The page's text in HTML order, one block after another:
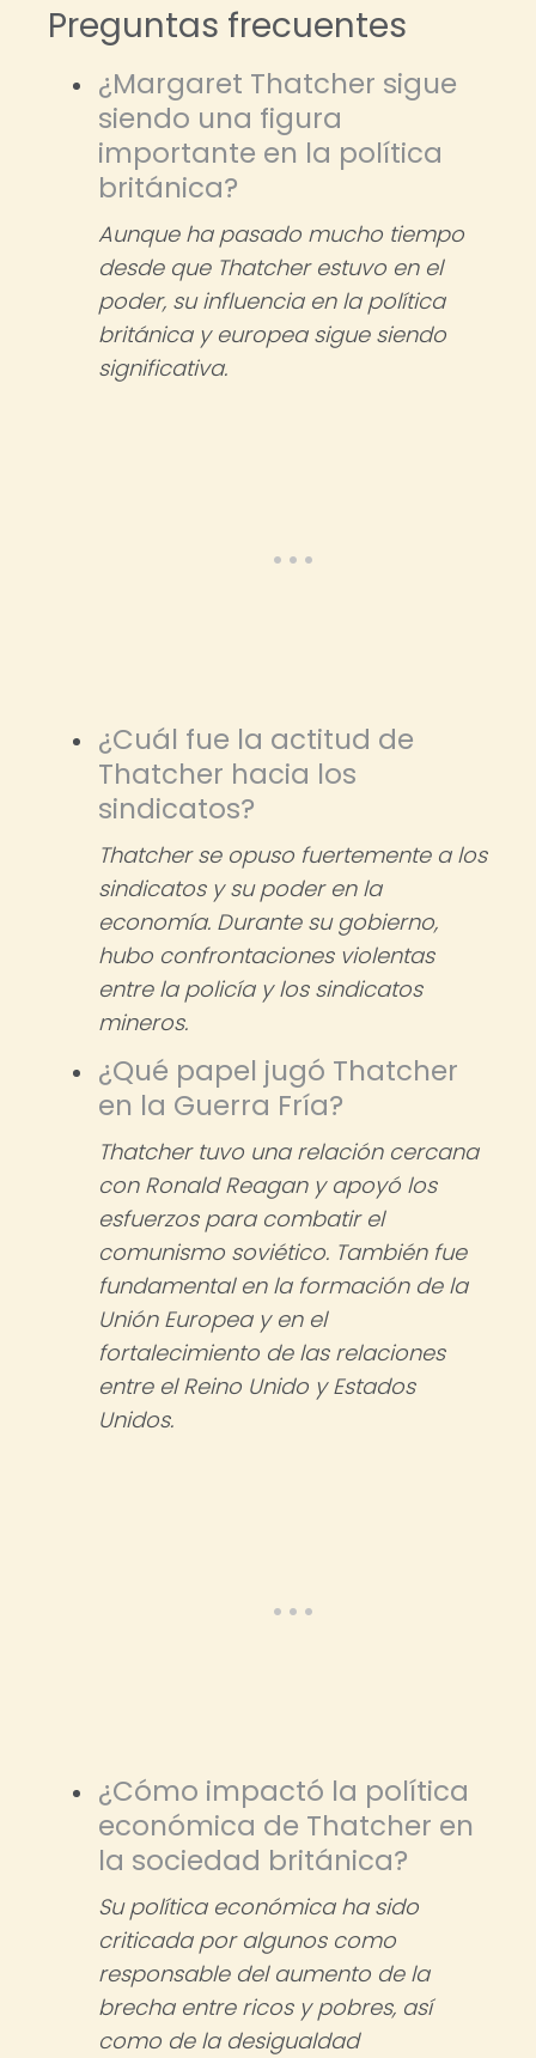
Preguntas frecuentes
¿Margaret Thatcher sigue
siendo una figura
importante en la política
británica?
Aunque ha pasado mucho tiempo
desde que Thatcher estuvo en el
poder, su influencia en la política
británica y europea sigue siendo
significativa.
¿Cuál fue la actitud de
Thatcher hacia los
sindicatos?
Thatcher se opuso fuertemente a los
sindicatos y su poder en la
economía. Durante su gobierno,
hubo confrontaciones violentas
entre la policía y los sindicatos
mineros.
¿Qué papel jugó Thatcher
en la Guerra Fría?
Thatcher tuvo una relación cercana
con Ronald Reagan y apoyó los
esfuerzos para combatir el
comunismo soviético. También fue
fundamental en la formación de la
Unión Europea y en el
fortalecimiento de las relaciones
entre el Reino Unido y Estados
Unidos.
¿Cómo impactó la política
económica de Thatcher en
la sociedad británica?
Su política económica ha sido
criticada por algunos como
responsable del aumento de la
brecha entre ricos y pobres, así
como de la desigualdad